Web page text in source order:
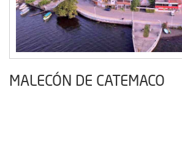
MALECÓN DE CATEMACO